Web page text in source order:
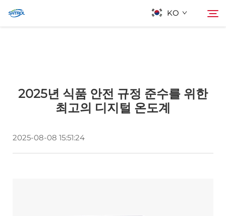
KO
제품2025년 식품 안전 규정 준수를 위한
최고의 디지털 온도계
2025-08-08 15:51:24